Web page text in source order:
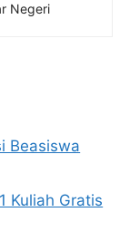
Negeri
Beasiswa
Kuliah Gratis